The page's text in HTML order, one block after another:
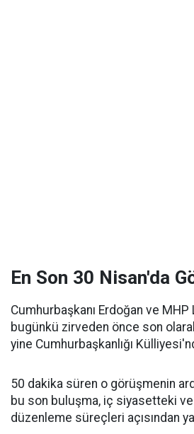
En Son 30 Nisan'da
Cumhurbaşkanı Erdoğan ve
bugünkü zirveden önce son
yine Cumhurbaşkanlığı
50 dakika süren o görüşmenin
bu son buluşma, iç siyasetteki
düzenleme süreçleri açısından